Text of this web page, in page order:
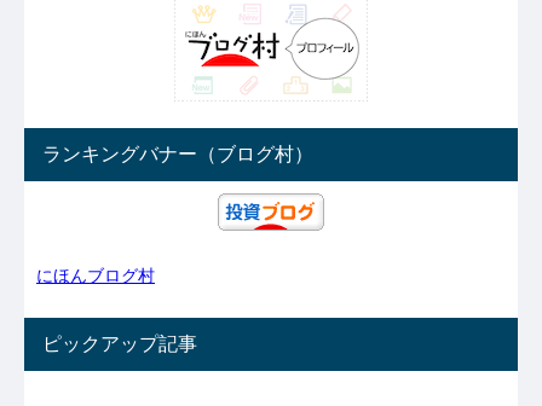
ランキングバナー（ブログ村）
にほんブログ村
ピックアップ記事